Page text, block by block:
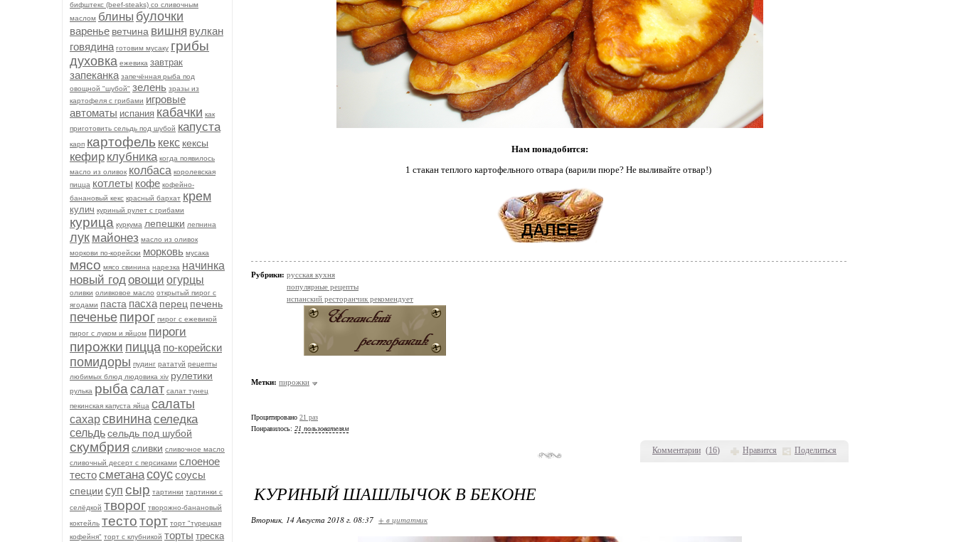
бифштекс (beef-stеаks) со сливочным
маслом блины булочки
варенье ветчина вишня вулкан
говядина готовим мусаку грибы
духовка ежевика завтрак
запеканка запечённая рыба под
овощной "шубой" зелень зразы из
картофеля с грибами игровые
автоматы испания кабачки как
приготовить сельдь под шубой капуста
карп картофель кекс кексы
кефир клубника когда появилось
масло из оливок колбаса королевская
пицца котлеты кофе кофейно-
банановый кекс красный бархат крем
кулич куриный рулет с грибами
курица куркума лепешки лепнина
лук майонез масло из оливок
моркови по-корейски морковь мусака
мясо мясо свинина нарезка начинка
новый годовощи огурцы
оливки оливковое масло открытый пирог с
ягодами паста пасха перец печень
печенье пирог пирог с ежевикой
пирог с луком и яйцом пироги
пирожки пицца по-корейски
помидоры пудинг рататуй рецепты
любимых блюд людовика xiv рулетики
рулька рыба салат салат тунец
пекинская капуста яйца салаты
сахарсвининаселедка
сельдьсельдь под шубой
скумбрия сливки сливочное масло
сливочный десерт с персиками слоеное
тестосметанасоуссоусы
специи суп сыр тартинки тартинки с
селёдкой творог творожно-банановый
коктейль тестоторт торт "турецкая
кофейня" торт с клубникой торты треска
Комментарии (16) Нравится Поделиться
Нам понадобится:
1 стакан теплого картофельного отвара (варили пюре? Не выливайте отвар!)
Рубрики: русская кухня
популярные рецепты
испанский ресторанчик рекомендует
Метки: пирожки
Процитировано 21 раз
Понравилось: 21 пользователям
КУРИНЫЙ ШАШЛЫЧОК В БЕКОНЕ
Вторник, 14 Августа 2018 г. 08:37 + в цитатник